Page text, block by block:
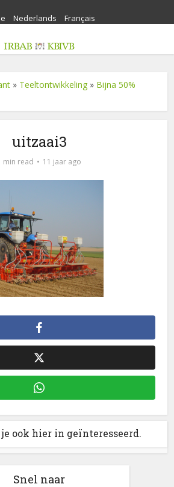
Nederlands Français
» Teeltontwikkeling » Bijna 50%
uitzaai3
min read 11 jaar ago
ook hier in geïnteresseerd.
Snel naar